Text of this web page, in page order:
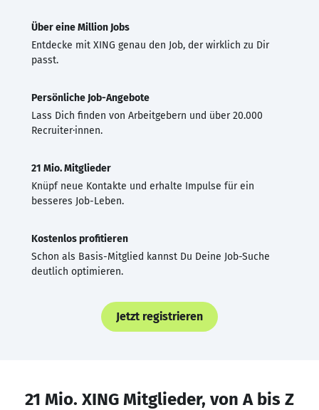
Über eine Million Jobs
Entdecke mit XING genau den Job, der wirklich zu Dir
passt.
Persönliche Job-Angebote
Lass Dich finden von Arbeitgebern und über 20.000
Recruiter·innen.
21 Mio. Mitglieder
Knüpf neue Kontakte und erhalte Impulse für ein
besseres Job-Leben.
Kostenlos profitieren
Schon als Basis-Mitglied kannst Du Deine Job-Suche
deutlich optimieren.
Jetzt registrieren
21 Mio. XING Mitglieder, von A bis Z